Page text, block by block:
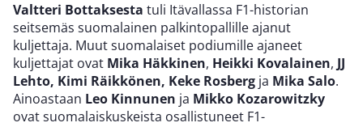
Valtteri Bottaksesta tuli Itävallassa F1-historian
seitsemäs suomalainen palkintopallille ajanut
kuljettaja. Muut suomalaiset podiumille ajaneet
kuljettajat ovat Mika Häkkinen, Heikki Kovalainen, JJ
Lehto, Kimi Räikkönen, Keke Rosberg ja Mika Salo.
Ainoastaan Leo Kinnunen ja Mikko Kozarowitzky
ovat suomalaiskuskeista osallistuneet F1-